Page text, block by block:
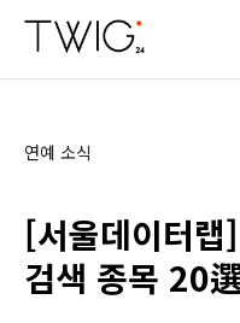
연예 소식
[서울데이터랩
검색 종목 20